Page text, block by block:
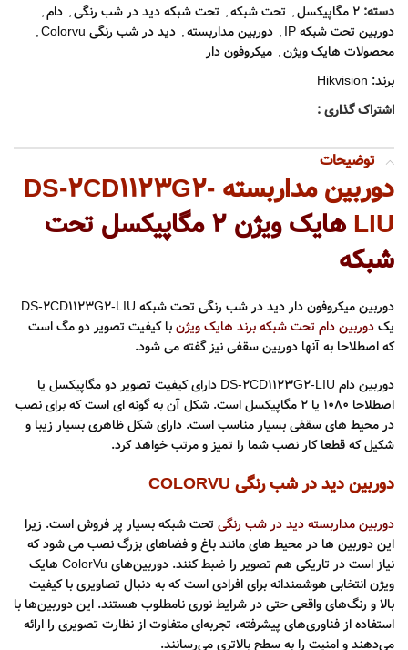
دسته: 2 مگاپیکسل , تحت شبکه, تحت شبکه دید در شب رنگی, دام,
دوربین تحت شبکه IP
, دوربین مداربسته, دید در شب رنگی Colorvu
,
محصولات هایک ویژن, میکروفون دار
برند: Hikvision
اشتراک گذاری :
توضیحات
دوربین مداربسته DS-2CD1123G2-
LIU
هایک ویژن 2 مگاپیکسل تحت
شبکه
دوربین میکروفون دار دید در شب رنگی تحت شبکه DS-2CD1123G2-LIU
یکدوربین دام تحت شبکه برند هایک ویژنبا کیفیت تصویر دو مگ است
که اصطلاحا به آنها دوربین سقفی نیز گفته می شود.
دوربین دام DS-2CD1123G2-LIU دارای کیفیت تصویر دو مگاپیکسل یا
اصطلاحا 1080 یا 2 مگاپیکسل است. شکل آن به گونه ای است که برای نصب
در محیط های سقفی بسیار مناسب است. دارای شکل ظاهری بسیار زیبا و
شکیل که قطعا کار نصب شما را تمیز و مرتب خواهد کرد.
دوربین دید در شب رنگی COLORVU
دوربین مداربسته دید در شب رنگی تحت شبکه بسیار پر فروش است. زیرا
این دوربین ها در محیط های مانند باغ و فضاهای بزرگ نصب می شود که
نیاز است در تاریکی هم تصویر را ضبط کنند. دوربین‌های ColorVu هایک
ویژن انتخابی هوشمندانه برای افرادی است که به دنبال تصاویری با کیفیت
بالا و رنگ‌های واقعی حتی در شرایط نوری نامطلوب هستند. این دوربین‌ها با
استفاده از فناوری‌های پیشرفته، تجربه‌ای متفاوت از نظارت تصویری را ارائه
می‌دهند و امنیت را به سطح بالاتری می‌رسانند.